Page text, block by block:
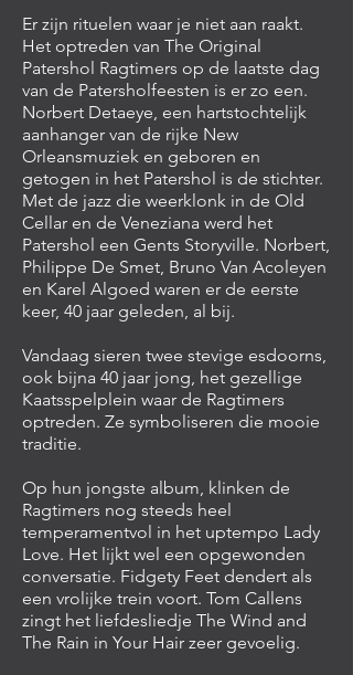
Er zijn rituelen waar je niet aan raakt.
Het optreden van The Original
Patershol Ragtimers op de laatste dag
van de Patersholfeesten is er zo een.
Norbert Detaeye, een hartstochtelijk
aanhanger van de rijke New
Orleansmuziek en geboren en
getogen in het Patershol is de stichter.
Met de jazz die weerklonk in de Old
Cellar en de Veneziana werd het
Patershol een Gents Storyville. Norbert,
Philippe De Smet, Bruno Van Acoleyen
en Karel Algoed waren er de eerste
keer, 40 jaar geleden, al bij.
Vandaag sieren twee stevige esdoorns,
ook bijna 40 jaar jong, het gezellige
Kaatsspelplein waar de Ragtimers
optreden. Ze symboliseren die mooie
traditie.
Op hun jongste album, klinken de
Ragtimers nog steeds heel
temperamentvol in het uptempo Lady
Love. Het lijkt wel een opgewonden
conversatie. Fidgety Feet dendert als
een vrolijke trein voort. Tom Callens
zingt het liefdesliedje The Wind and
The Rain in Your Hair zeer gevoelig.